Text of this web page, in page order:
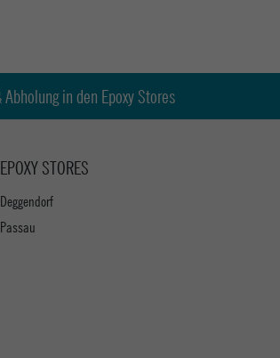
Abholung in den Epoxy Stores
EPOXY STORES
Deggendorf
Passau